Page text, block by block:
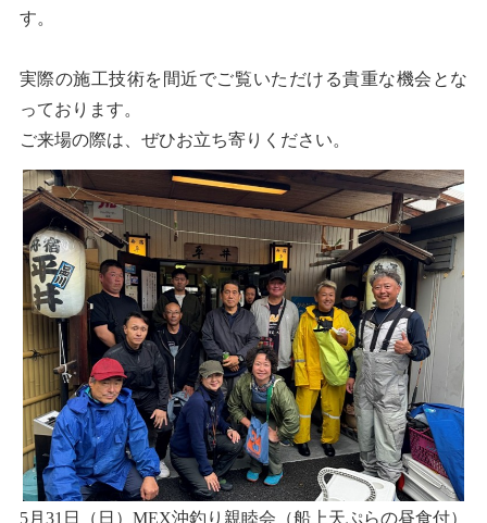
す。
実際の施工技術を間近でご覧いただける貴重な機会とな
っております。
ご来場の際は、ぜひお立ち寄りください。
5月31日（日）MEX沖釣り親睦会（船上天ぷらの昼食付）